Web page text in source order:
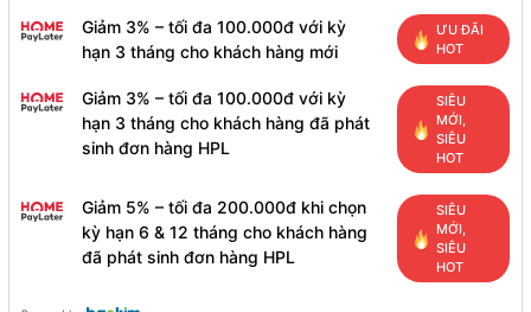
Giảm 3% – tối đa 100.000đ với kỳ
hạn 3 tháng cho khách hàng mới
ƯU ĐÃI
HOT
Giảm 3% – tối đa 100.000đ với kỳ
hạn 3 tháng cho khách hàng đã phát
sinh đơn hàng HPL
SIÊU
MỚI,
SIÊU
HOT
Giảm 5% – tối đa 200.000đ khi chọn
kỳ hạn 6 & 12 tháng cho khách hàng
đã phát sinh đơn hàng HPL
SIÊU
MỚI,
SIÊU
HOT